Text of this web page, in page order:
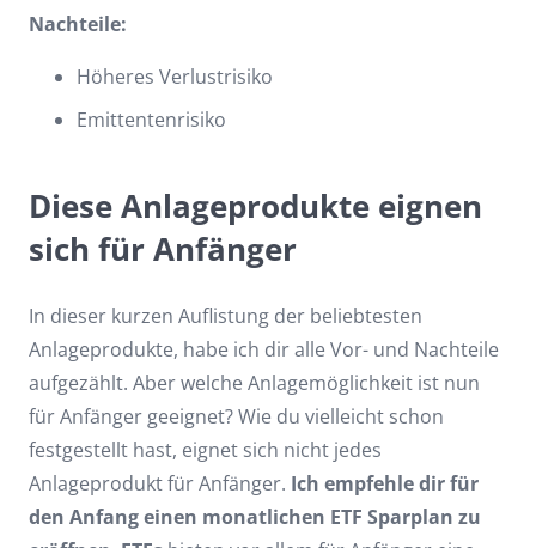
Nachteile:
Höheres Verlustrisiko
Emittentenrisiko
Diese Anlageprodukte eignen
sich für Anfänger
In dieser kurzen Auflistung der beliebtesten
Anlageprodukte, habe ich dir alle Vor- und Nachteile
aufgezählt. Aber welche Anlagemöglichkeit ist nun
für Anfänger geeignet? Wie du vielleicht schon
festgestellt hast, eignet sich nicht jedes
Anlageprodukt für Anfänger. Ich empfehle dir für
den Anfang einen monatlichen ETF Sparplan zu